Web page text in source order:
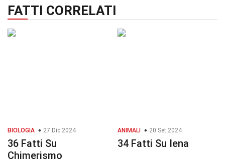
FATTI CORRELATI
BIOLOGIA 27 Dic 2024
36 Fatti Su
Chimerismo
ANIMALI 20 Set 2024
34 Fatti Su Iena